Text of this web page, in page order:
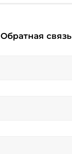
Обратная связь